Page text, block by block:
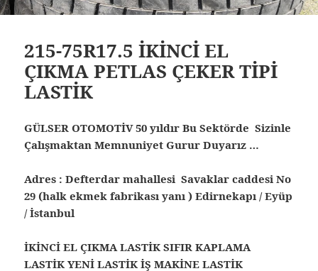
215-75R17.5 İKİNCİ EL
ÇIKMA PETLAS ÇEKER TİPİ
LASTİK
GÜLSER OTOMOTİV 50 yıldır Bu Sektörde Sizinle
Çalışmaktan Memnuniyet Gurur Duyarız …
Adres : Defterdar mahallesi Savaklar caddesi No
29 (halk ekmek fabrikası yanı ) Edirnekapı / Eyüp
/ İstanbul
İKİNCİ EL ÇIKMA LASTİK SIFIR KAPLAMA
LASTİK YENİ LASTİK İŞ MAKİNE LASTİK